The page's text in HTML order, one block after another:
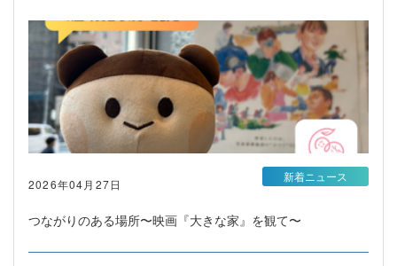
2026年04月27日
つながりのある場所〜映画『大きな家』を観て〜
新着ニュース